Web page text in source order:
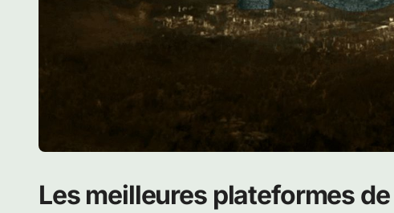
Les meilleures plateformes